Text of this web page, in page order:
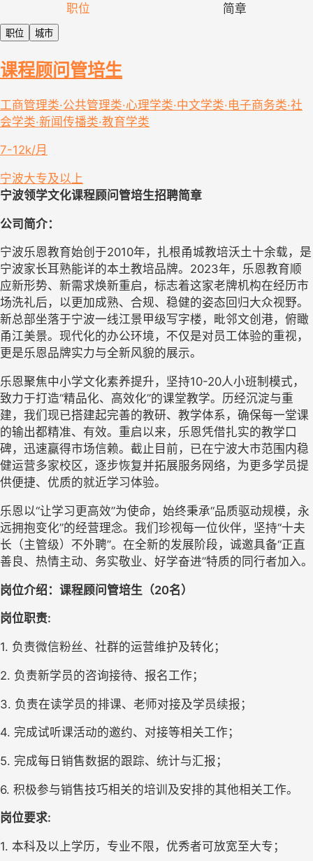
职位 简章
职位 城市
课程顾问管培生
工商管理类·公共管理类·心理学类·中文学类·电子商务类·社
会学类·新闻传播类·教育学类
7-12k/月
宁波大专及以上
宁波领学文化课程顾问管培生招聘简章
公司简介：
宁波乐恩教育始创于2010年，扎根甬城教培沃土十余载，是
宁波家长耳熟能详的本土教培品牌。 2023年，乐恩教育顺
应新形势、新需求焕新重启，标志着这家老牌机构在经历市
场洗礼后，以更加成熟、合规、稳健的姿态回归大众视野。
新总部坐落于宁波一线江景甲级写字楼，毗邻文创港，俯瞰
甬江美景。现代化的办公环境，不仅是对员工体验的重视，
更是乐恩品牌实力与全新风貌的展示。
乐恩聚焦中小学文化素养提升，坚持10-20人小班制模式，
致力于打造“精品化、高效化”的课堂教学。历经沉淀与重
建，我们现已搭建起完善的教研、教学体系，确保每一堂课
的输出都精准、有效。重启以来，乐恩凭借扎实的教学口
碑，迅速赢得市场信赖。截止目前，已在宁波大市范围内稳
健运营多家校区，逐步恢复并拓展服务网络，为更多学员提
供便捷、优质的就近学习体验。
乐恩以“让学习更高效”为使命，始终秉承“品质驱动规模，永
远拥抱变化”的经营理念。我们珍视每一位伙伴，坚持“十夫
长（主管级）不外聘”。在全新的发展阶段，诚邀具备“正直
善良、热情主动、务实敬业、好学奋进”特质的同行者加入。
岗位介绍： 课程顾问管培生 （20名）
岗位职责:
1. 负责微信粉丝、社群的运营维护及转化；
2. 负责新学员的咨询接待、报名工作；
3. 负责在读学员的排课、老师对接及学员续报；
4. 完成试听课活动的邀约、对接等相关工作；
5. 完成每日销售数据的跟踪、统计与汇报；
6. 积极参与销售技巧相关的培训及安排的其他相关工作。
岗位要求:
1. 本科及以上学历，专业不限 ， 优秀者可放宽至大专 ；